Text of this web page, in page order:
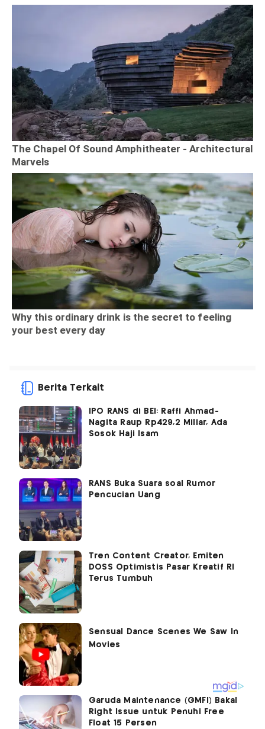
Berita Terkait
IPO RANS di BEI: Raffi Ahmad-
Nagita Raup Rp429,2 Miliar, Ada
Sosok Haji Isam
RANS Buka Suara soal Rumor
Pencucian Uang
Tren Content Creator, Emiten
DOSS Optimistis Pasar Kreatif RI
Terus Tumbuh
Garuda Maintenance (GMFI) Bakal
Right Issue untuk Penuhi Free
Float 15 Persen